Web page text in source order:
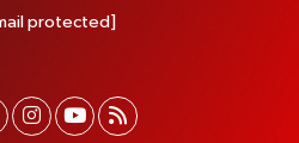
protected]